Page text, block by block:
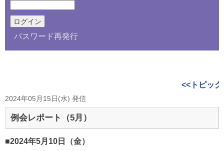
パスワード再発行
<<トピッ
2024年05月15日(水) 発信
例会レポート（5月）
■2024年5月10日（金）